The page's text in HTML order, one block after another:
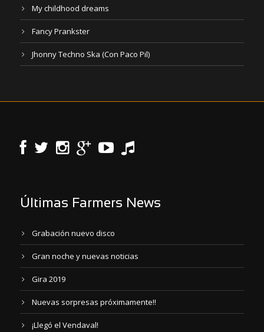
My childhood dreams
Fancy Prankster
Jhonny Techno Ska (Con Paco Pil)
Últimas Farmers News
Grabación nuevo disco
Gran noche y nuevas noticias
Gira 2019
Nuevas sorpresas próximamente!!
¡Llegó el Vendaval!